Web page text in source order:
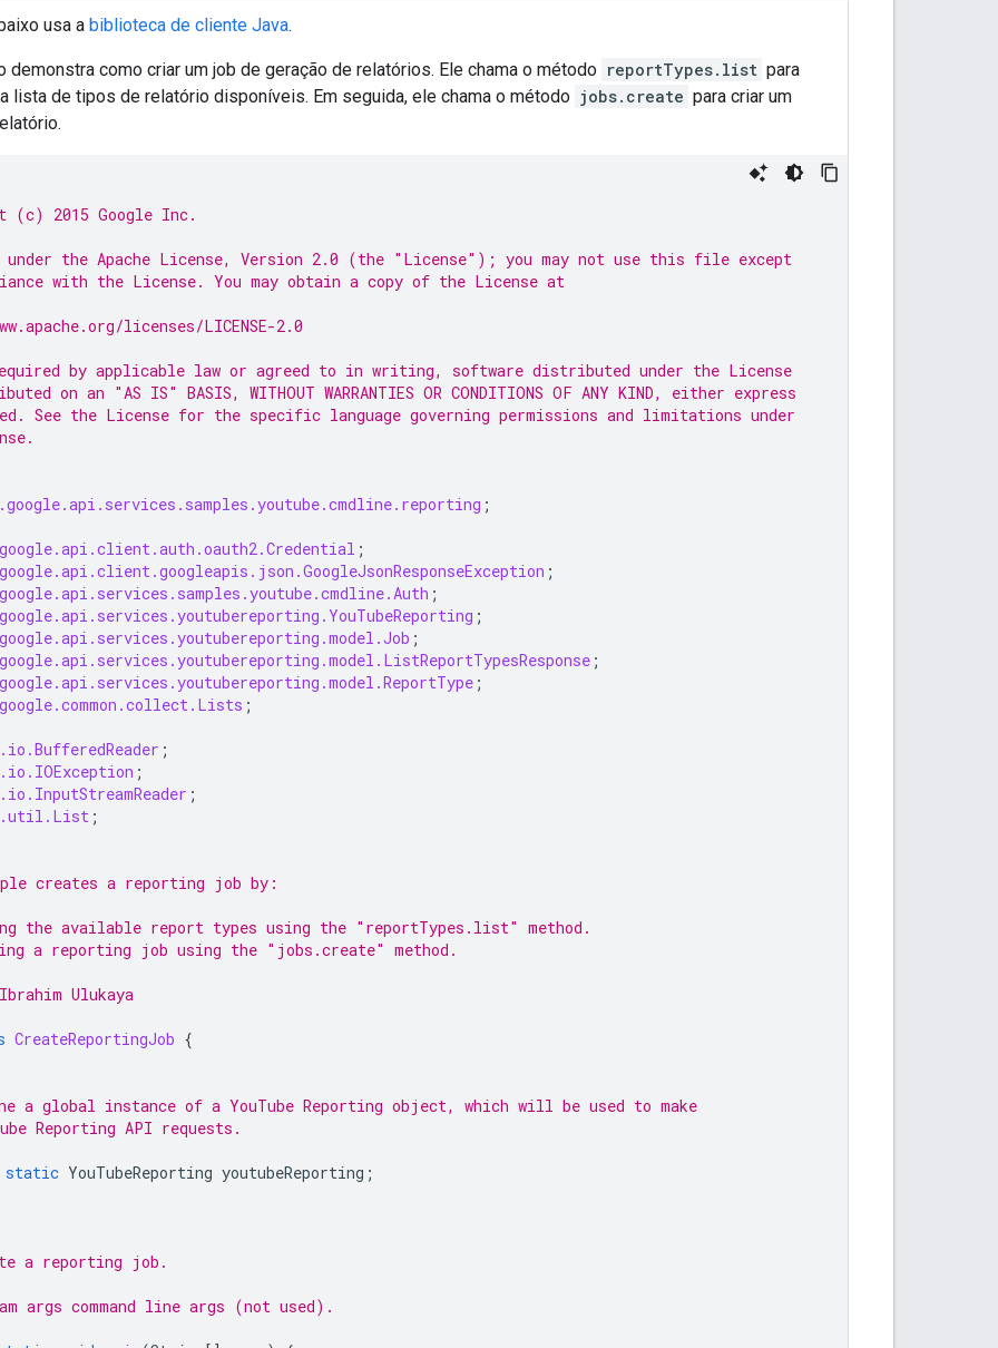
usa a biblioteca de cliente Java.
demonstra como criar um job de geração de relatórios. Ele chama o método reportTypes.list para
lista de tipos de relatório disponíveis. Em seguida, ele chama o método jobs.create para criar um
(c) 2015 Google Inc.
under the Apache License, Version 2.0 (the "License"); you may not use this file except
with the License. You may obtain a copy of the License at
licenses/LICENSE-2.0
by applicable law or agreed to in writing, software distributed under the License
on an "AS IS" BASIS, WITHOUT WARRANTIES OR CONDITIONS OF ANY KIND, either express
See the License for the specific language governing permissions and limitations under
;
;
;
;
;
;
;
;
;
;
;
;
;
creates a reporting job by:
the available report types using the "reportTypes.list" method.
a reporting job using the "jobs.create" method.
Ulukaya
CreateReportingJob {
a global instance of a YouTube Reporting object, which will be used to make
Reporting API requests.
static YouTubeReporting youtubeReporting ;
a reporting job.
args command line args (not used).